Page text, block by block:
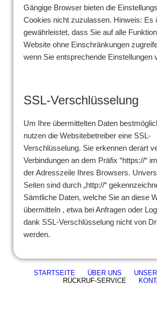
Gängige Browser bieten die
Cookies nicht zuzulassen. Hinweis: Es
gewährleistet, dass Sie auf alle
Website ohne Einschränkungen
wenn Sie entsprechende Einstellungen
SSL-Verschlüsselung
Um Ihre übermittelten Daten
nutzen die Websitebetreiber eine SSL-
Verschlüsselung. Sie erkennen derart
Verbindungen an dem Präfix “https://“
der Adresszeile Ihres Browsers.
Seiten sind durch „http://“
Sämtliche Daten, welche Sie an diese
übermitteln , etwa bei Anfragen oder
dank SSL-Verschlüsselung nicht von
werden.
STARTSEITE ÜBER UNS
RÜCKRUF-SERVICE